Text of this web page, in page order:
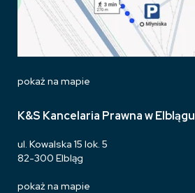
pokaż na mapie
K&S Kancelaria Prawna w Elblągu
ul. Kowalska 15 lok. 5
82-300 Elbląg
pokaż na mapie